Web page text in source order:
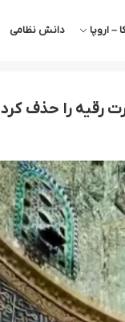
– اروپا دانش نظامی
رقیه را حذف کرد